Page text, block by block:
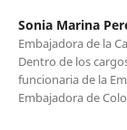
Sonia Marina
Embajadora de la
Dentro de los
funcionaria de la
Embajadora de